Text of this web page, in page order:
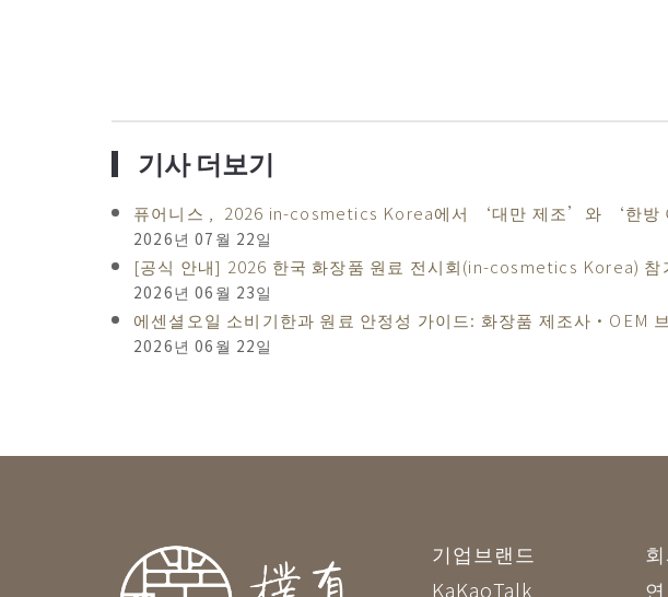
▎ 기사 더보기
퓨어니스 , 2026 in-cosmetics Korea에서 ‘대만 제조’와 ‘한방
2026년 07월 22일
[공식 안내] 2026 한국 화장품 원료 전시회(in-cosmetics Korea) 참
2026년 06월 23일
에센셜오일 소비기한과 원료 안정성 가이드: 화장품 제조사·OEM
2026년 06월 22일
기업브랜드
KaKaoTalk